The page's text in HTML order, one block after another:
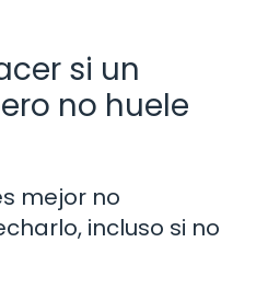
si un
no huele
mejor no
incluso si no